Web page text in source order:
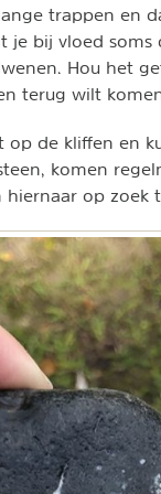
trappen en
je bij vloed
Hou het
terug wilt
de kliffen en
komen
op zoek